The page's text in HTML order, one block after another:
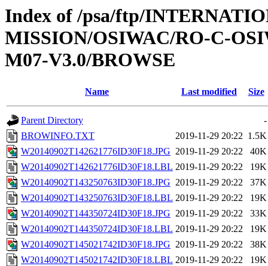
Index of /psa/ftp/
MISSION/OSIWAC/RO-C-
M07-V3.0/BROWSE
Name Last modified Size
Parent Directory
-
BROWINFO.TXT
2019-11-29 20:22 1.5K
W20140902T142621776ID30F18.JPG 2019-11-29 20:22
40K
W20140902T142621776ID30F18.LBL 2019-11-29 20:22
19K
W20140902T143250763ID30F18.JPG 2019-11-29 20:22
37K
W20140902T143250763ID30F18.LBL 2019-11-29 20:22
19K
W20140902T144350724ID30F18.JPG 2019-11-29 20:22
33K
W20140902T144350724ID30F18.LBL 2019-11-29 20:22
19K
W20140902T145021742ID30F18.JPG 2019-11-29 20:22
38K
W20140902T145021742ID30F18.LBL 2019-11-29 20:22
19K